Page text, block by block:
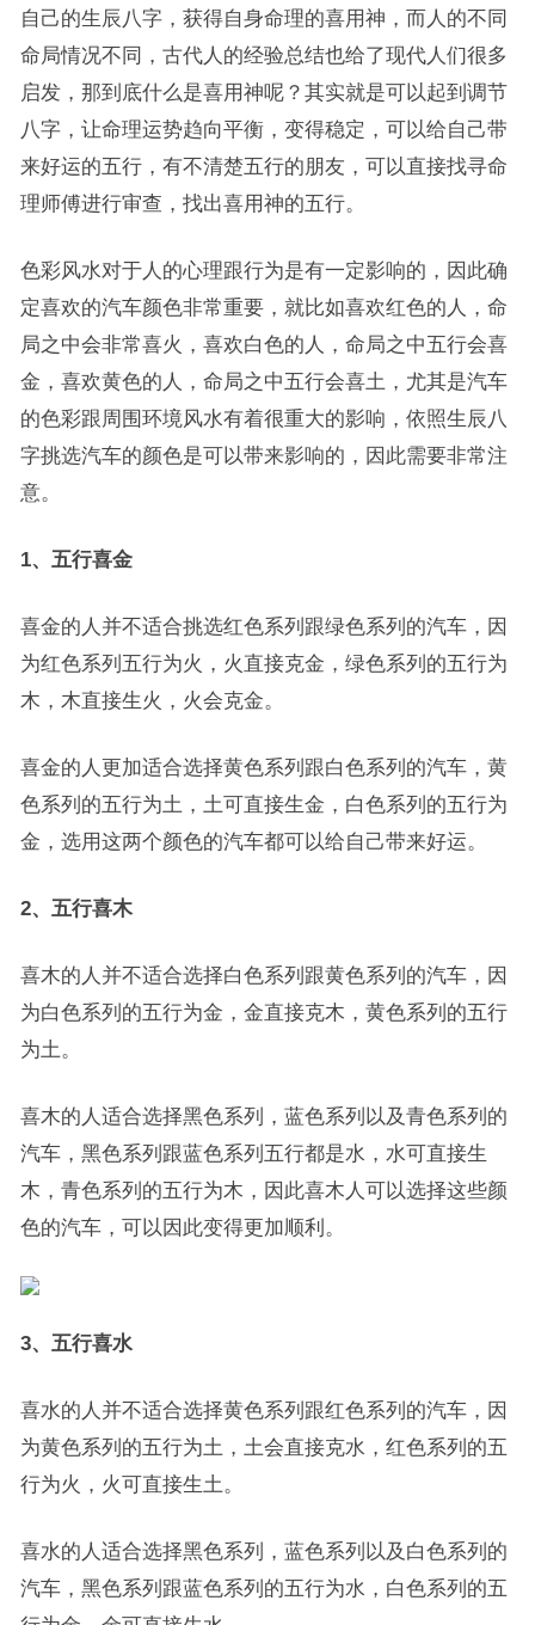
自己的生辰八字，获得自身命理的喜用神，而人的不同
命局情况不同，古代人的经验总结也给了现代人们很多
启发，那到底什么是喜用神呢？其实就是可以起到调节
八字，让命理运势趋向平衡，变得稳定，可以给自己带
来好运的五行，有不清楚五行的朋友，可以直接找寻命
理师傅进行审查，找出喜用神的五行。
色彩风水对于人的心理跟行为是有一定影响的，因此确
定喜欢的汽车颜色非常重要，就比如喜欢红色的人，命
局之中会非常喜火，喜欢白色的人，命局之中五行会喜
金，喜欢黄色的人，命局之中五行会喜土，尤其是汽车
的色彩跟周围环境风水有着很重大的影响，依照生辰八
字挑选汽车的颜色是可以带来影响的，因此需要非常注
意。
1、五行喜金
喜金的人并不适合挑选红色系列跟绿色系列的汽车，因
为红色系列五行为火，火直接克金，绿色系列的五行为
木，木直接生火，火会克金。
喜金的人更加适合选择黄色系列跟白色系列的汽车，黄
色系列的五行为土，土可直接生金，白色系列的五行为
金，选用这两个颜色的汽车都可以给自己带来好运。
2、五行喜木
喜木的人并不适合选择白色系列跟黄色系列的汽车，因
为白色系列的五行为金，金直接克木，黄色系列的五行
为土。
喜木的人适合选择黑色系列，蓝色系列以及青色系列的
汽车，黑色系列跟蓝色系列五行都是水，水可直接生
木，青色系列的五行为木，因此喜木人可以选择这些颜
色的汽车，可以因此变得更加顺利。
3、五行喜水
喜水的人并不适合选择黄色系列跟红色系列的汽车，因
为黄色系列的五行为土，土会直接克水，红色系列的五
行为火，火可直接生土。
喜水的人适合选择黑色系列，蓝色系列以及白色系列的
汽车，黑色系列跟蓝色系列的五行为水，白色系列的五